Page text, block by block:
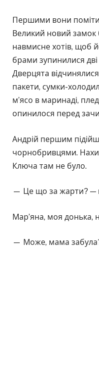
Першими вони
Великий новий замок
навмисне хотів, щоб
брами зупинилися
Дверцята
пакети, сумки-
м’ясо в маринаді,
опинилося перед
Андрій першим
чорнобривцями.
Ключа там не було.
— Це що за жарти? —
Мар’яна, моя донька,
— Може, мама